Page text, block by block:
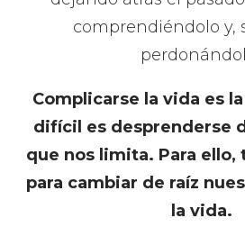
comprendiéndolo y,
Complicarse la vida es
difícil es desprenderse
que nos limita. Para ello,
para cambiar de raíz
la vida.